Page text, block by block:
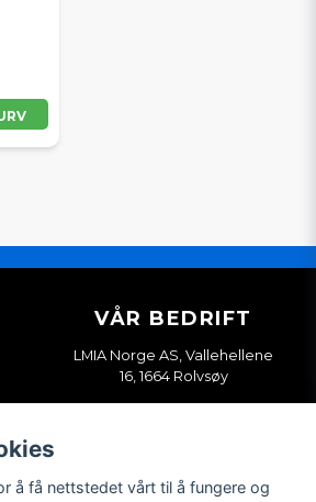
VÅR BEDRIFT
LMIA Norge AS, Vallehellene
16, 1664 Rolvsøy
Org. nr. 933898814
å få nettstedet vårt til å fungere og